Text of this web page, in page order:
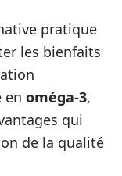
pratique
les bienfaits
en oméga-3,
qui
de la qualité